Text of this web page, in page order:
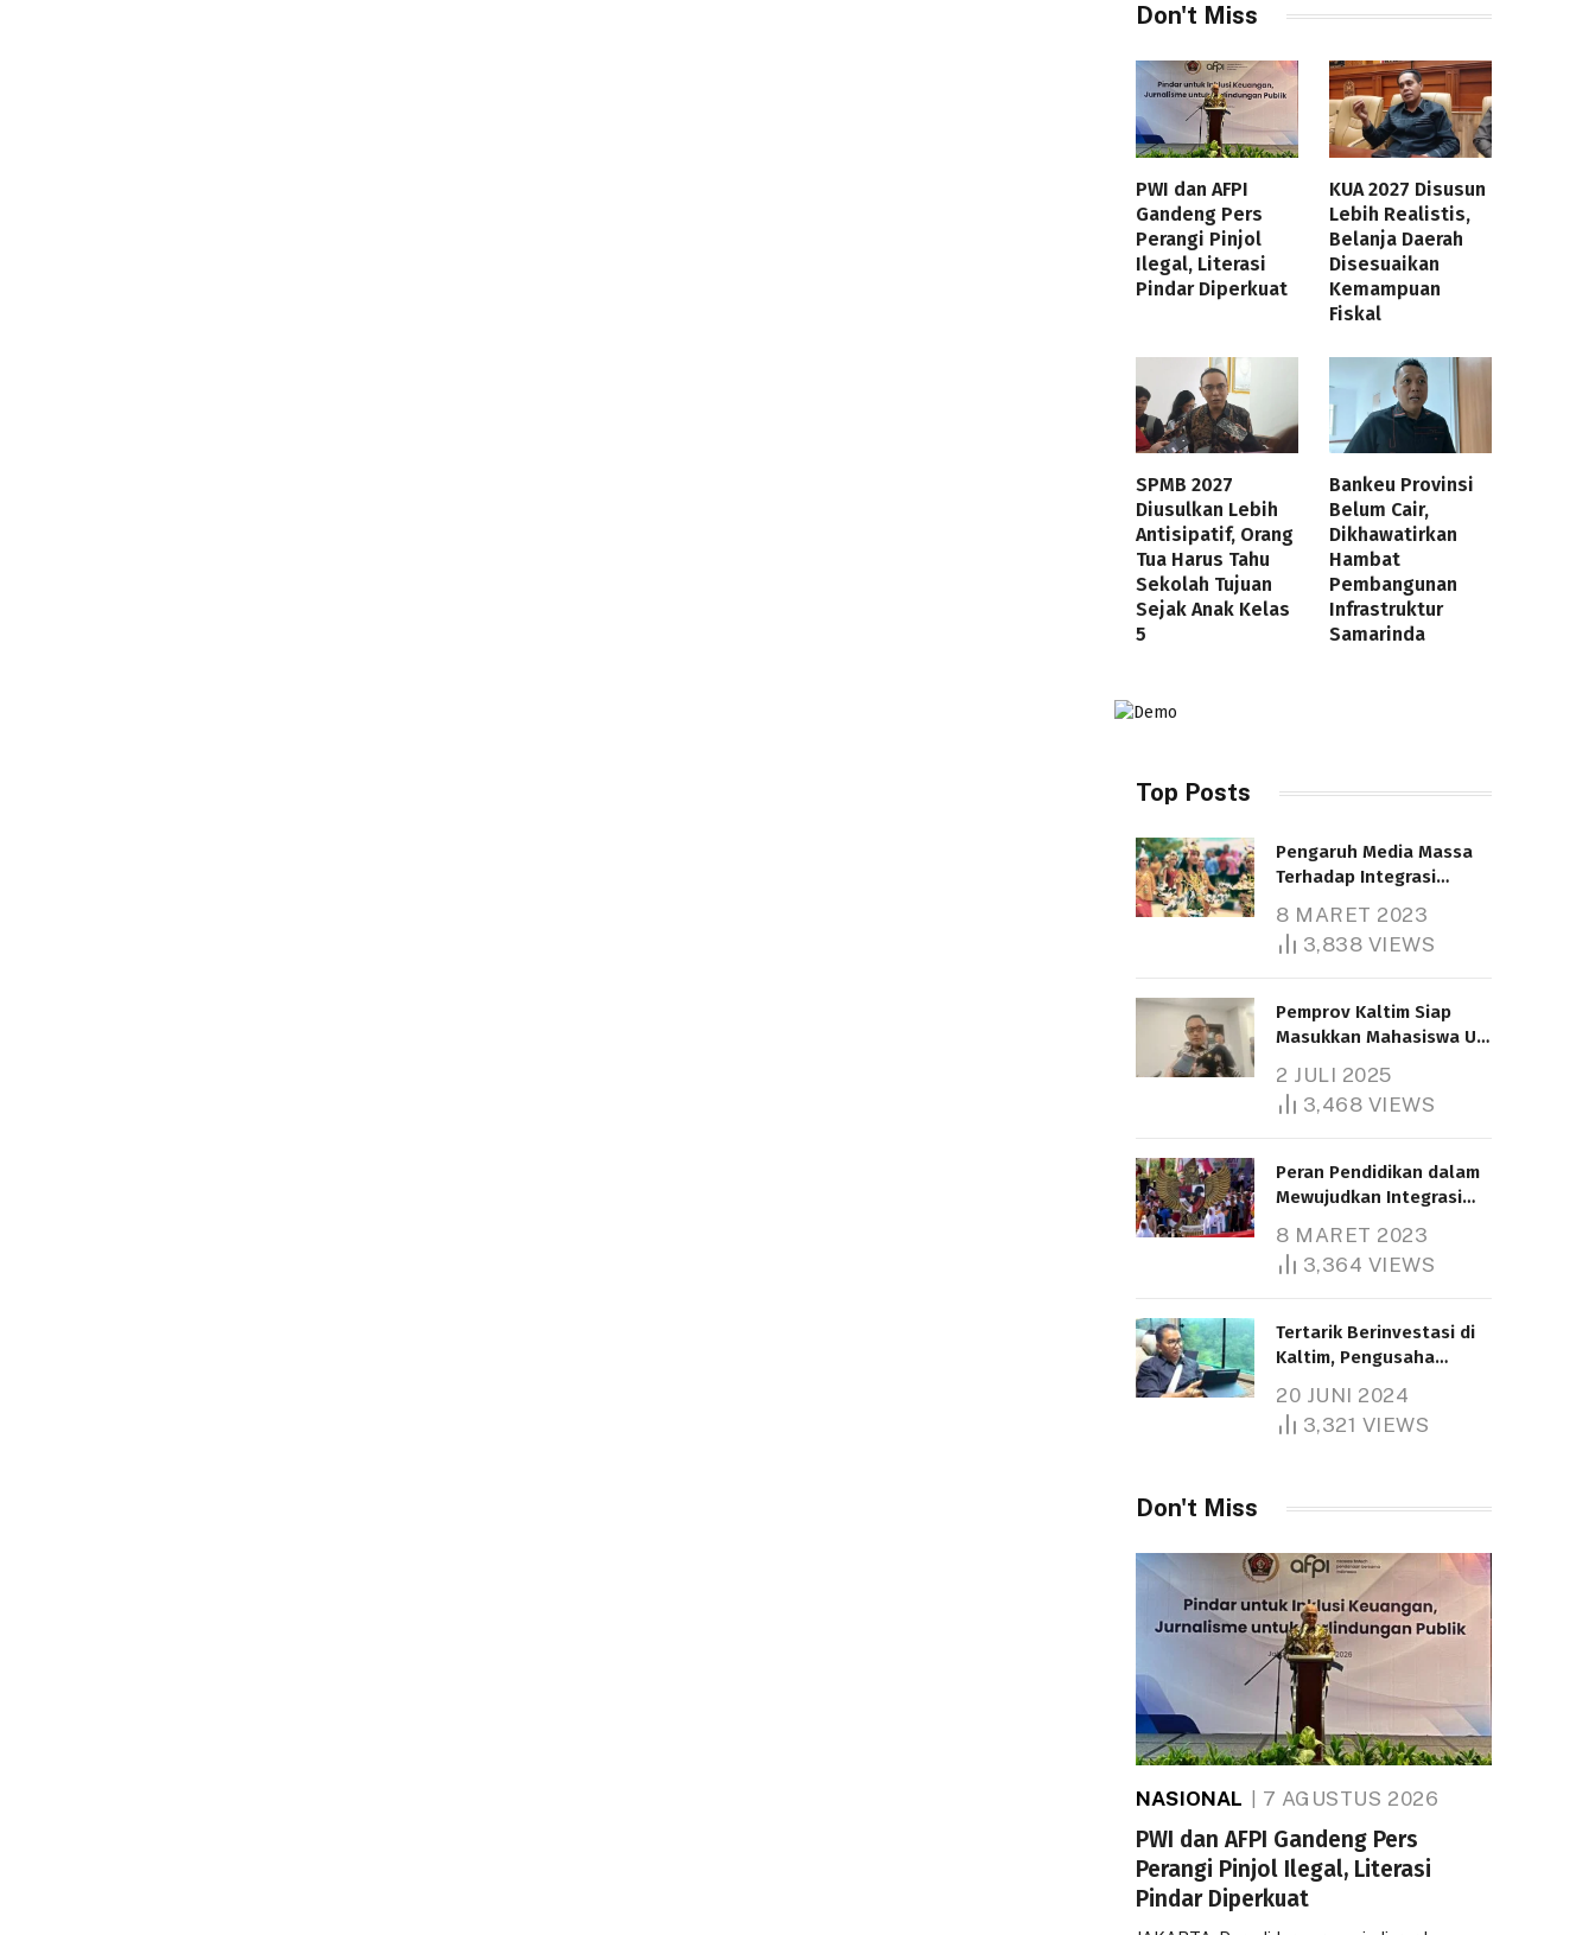
Don't Miss
PWI dan AFPI
Gandeng Pers
Perangi Pinjol
Ilegal, Literasi
Pindar Diperkuat
KUA 2027 Disusun
Lebih Realistis,
Belanja Daerah
Disesuaikan
Kemampuan
Fiskal
SPMB 2027
Diusulkan Lebih
Antisipatif, Orang
Tua Harus Tahu
Sekolah Tujuan
Sejak Anak Kelas
5
Bankeu Provinsi
Belum Cair,
Dikhawatirkan
Hambat
Pembangunan
Infrastruktur
Samarinda
Top Posts
Pengaruh Media Massa
Terhadap Integrasi
8 MARET 2023
3,838 VIEWS
Pemprov Kaltim Siap
Masukkan Mahasiswa UT
Bantuan Pendidikan
Gratispol
2 JULI 2025
3,468 VIEWS
Peran Pendidikan dalam
Mewujudkan Integrasi
8 MARET 2023
3,364 VIEWS
Tertarik Berinvestasi di
Kaltim, Pengusaha
1.000 Hektare
20 JUNI 2024
3,321 VIEWS
Don't Miss
NASIONAL 7 AGUSTUS 2026
PWI dan AFPI Gandeng Pers
Perangi Pinjol Ilegal, Literasi
Pindar Diperkuat